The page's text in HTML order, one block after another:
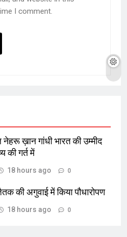
I comment.
नेहरू ख़ान गांधी भारत की उम्मीद
की गर्त में
18 hours ago 0
की अगुवाई में किया पौधारोपण
18 hours ago 0